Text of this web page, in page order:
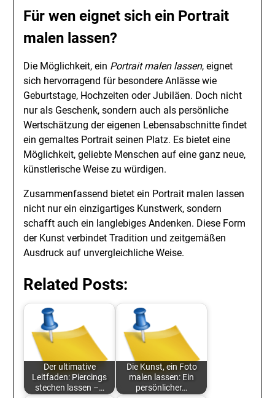
Für wen eignet sich ein Portrait
malen lassen?
Die Möglichkeit, ein Portrait malen lassen, eignet
sich hervorragend für besondere Anlässe wie
Geburtstage, Hochzeiten oder Jubiläen. Doch nicht
nur als Geschenk, sondern auch als persönliche
Wertschätzung der eigenen Lebensabschnitte findet
ein gemaltes Portrait seinen Platz. Es bietet eine
Möglichkeit, geliebte Menschen auf eine ganz neue,
künstlerische Weise zu würdigen.
Zusammenfassend bietet ein Portrait malen lassen
nicht nur ein einzigartiges Kunstwerk, sondern
schafft auch ein langlebiges Andenken. Diese Form
der Kunst verbindet Tradition und zeitgemäßen
Ausdruck auf unvergleichliche Weise.
Related Posts:
Der ultimative
Leitfaden: Piercings
stechen lassen –…
Die Kunst, ein Foto
malen lassen: Ein
persönlicher…